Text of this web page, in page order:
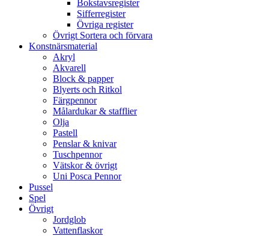
Bokstavsregister
Sifferregister
Övriga register
Övrigt Sortera och förvara
Konstnärsmaterial
Akryl
Akvarell
Block & papper
Blyerts och Ritkol
Färgpennor
Målardukar & stafflier
Olja
Pastell
Penslar & knivar
Tuschpennor
Vätskor & övrigt
Uni Posca Pennor
Pussel
Spel
Övrigt
Jordglob
Vattenflaskor